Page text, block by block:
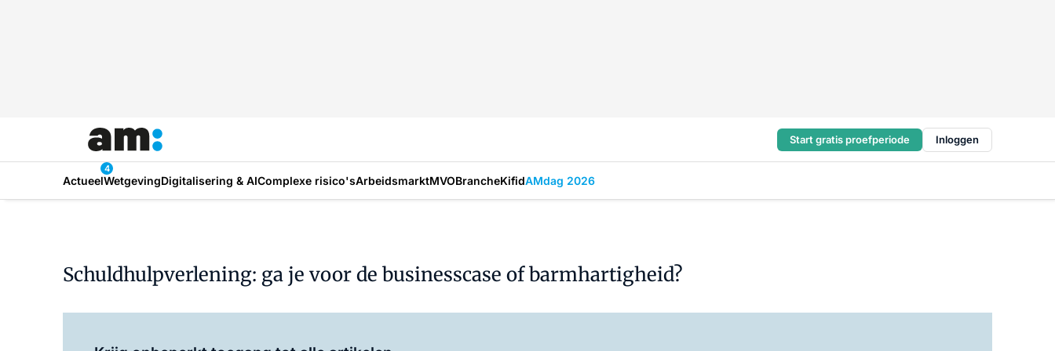
Start gratis proefperiode Inloggen
Actueel
4
WetgevingDigitalisering & AIComplexe risico'sArbeidsmarktMVOBrancheKifidAMdag 2026
Schuldhulpverlening: ga je voor de businesscase of barmhartigheid?